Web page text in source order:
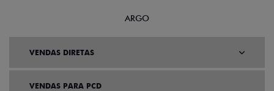
ARGO
VENDAS DIRETAS
VENDAS PARA PCD